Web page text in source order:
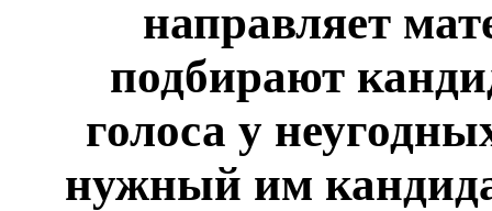
направляет
подбирают
голоса у
нужный им